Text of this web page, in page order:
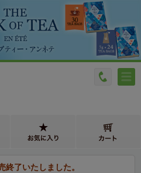
終了いたしました。